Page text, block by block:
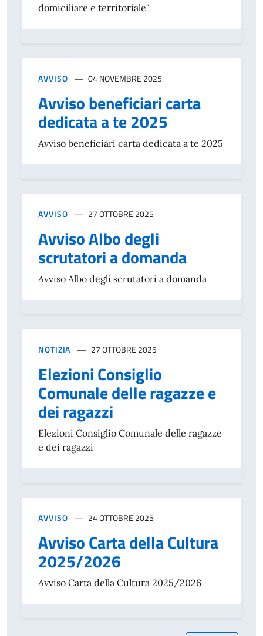
domiciliare e territoriale"
AVVISO 04 NOVEMBRE 2025
Avviso beneficiari carta
dedicata a te 2025
Avviso beneficiari carta dedicata a te 2025
AVVISO 27 OTTOBRE 2025
Avviso Albo degli
scrutatori a domanda
Avviso Albo degli scrutatori a domanda
NOTIZIA 27 OTTOBRE 2025
Elezioni Consiglio
Comunale delle ragazze e
dei ragazzi
Elezioni Consiglio Comunale delle ragazze
e dei ragazzi
AVVISO 24 OTTOBRE 2025
Avviso Carta della Cultura
2025/2026
Avviso Carta della Cultura 2025/2026